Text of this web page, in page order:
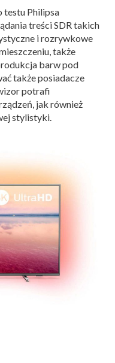
testu Philipsa
treści SDR takich
i rozrywkowe
także
barw pod
także posiadacze
potrafi
jak również
stylistyki.